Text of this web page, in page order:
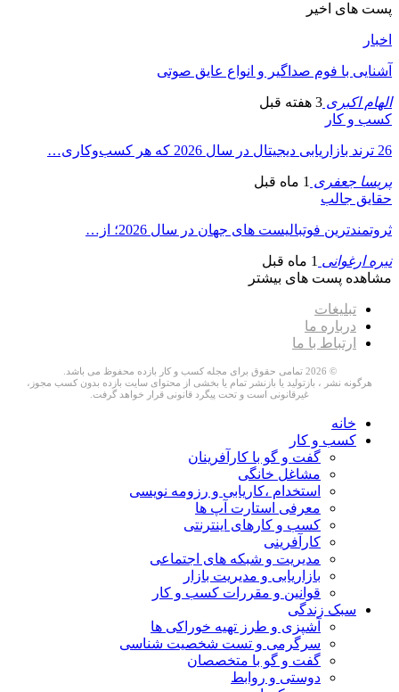
پست های اخیر
اخبار
آشنایی با فوم صداگیر و انواع عایق صوتی
الهام اکبری 3 هفته قبل
کسب و کار
26 ترند بازاریابی دیجیتال در سال 2026 که هر کسب‌وکاری…
پریسا جعفری 1 ماه قبل
حقایق جالب
ثروتمندترین فوتبالیست های جهان در سال 2026؛ از…
نیره ارغوانی 1 ماه قبل
مشاهده پست های بیشتر
تبلیغات
درباره ما
ارتباط با ما
© 2026 تمامی حقوق برای مجله کسب و کار بازده محفوظ می باشد.
هرگونه نشر ، بازتولید یا بازنشر تمام یا بخشی از محتوای سایت بازده بدون کسب مجوز،
غیرقانونی است و تحت پیگرد قانونی قرار خواهد گرفت.
خانه
کسب و کار
گفت و گو با کارآفرینان
مشاغل خانگی
استخدام ،کاریابی و رزومه نویسی
معرفی استارت آپ ها
کسب و کارهای اینترنتی
کارآفرینی
مدیریت و شبکه های اجتماعی
بازاریابی و مدیریت بازار
قوانین و مقررات کسب و کار
سبک زندگی
آشپزی و طرز تهیه خوراکی ها
سرگرمی و تست شخصیت شناسی
گفت و گو با متخصصان
دوستی و روابط